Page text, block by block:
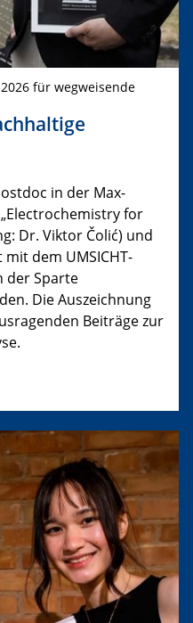
für wegweisende
in der Max-
for
Dr. Viktor Čolić) und
mit dem UMSICHT-
der Sparte
Die Auszeichnung
Beiträge zur